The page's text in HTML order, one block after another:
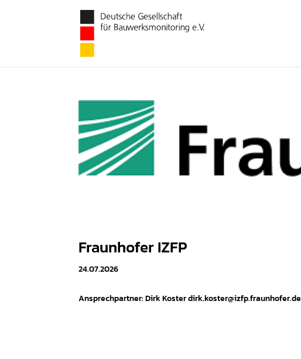
Fraunhofer IZFP
24.07.2026
Ansprechpartner: Dirk Koster dirk.koster@izfp.fraunhofer.de